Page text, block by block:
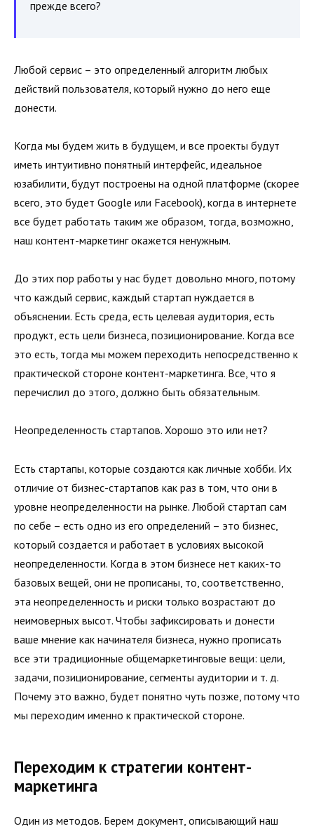
прежде всего?
Любой сервис – это определенный алгоритм любых
действий пользователя, который нужно до него еще
донести.
Когда мы будем жить в будущем, и все проекты будут
иметь интуитивно понятный интерфейс, идеальное
юзабилити, будут построены на одной платформе (скорее
всего, это будет Google или Facebook), когда в интернете
все будет работать таким же образом, тогда, возможно,
наш контент-маркетинг окажется ненужным.
До этих пор работы у нас будет довольно много, потому
что каждый сервис, каждый стартап нуждается в
объяснении. Есть среда, есть целевая аудитория, есть
продукт, есть цели бизнеса, позиционирование. Когда все
это есть, тогда мы можем переходить непосредственно к
практической стороне контент-маркетинга. Все, что я
перечислил до этого, должно быть обязательным.
Неопределенность стартапов. Хорошо это или нет?
Есть стартапы, которые создаются как личные хобби. Их
отличие от бизнес-стартапов как раз в том, что они в
уровне неопределенности на рынке. Любой стартап сам
по себе – есть одно из его определений – это бизнес,
который создается и работает в условиях высокой
неопределенности. Когда в этом бизнесе нет каких-то
базовых вещей, они не прописаны, то, соответственно,
эта неопределенность и риски только возрастают до
неимоверных высот. Чтобы зафиксировать и донести
ваше мнение как начинателя бизнеса, нужно прописать
все эти традиционные общемаркетинговые вещи: цели,
задачи, позиционирование, сегменты аудитории и т. д.
Почему это важно, будет понятно чуть позже, потому что
мы переходим именно к практической стороне.
Переходим к стратегии контент-
маркетинга
Один из методов. Берем документ, описывающий наш